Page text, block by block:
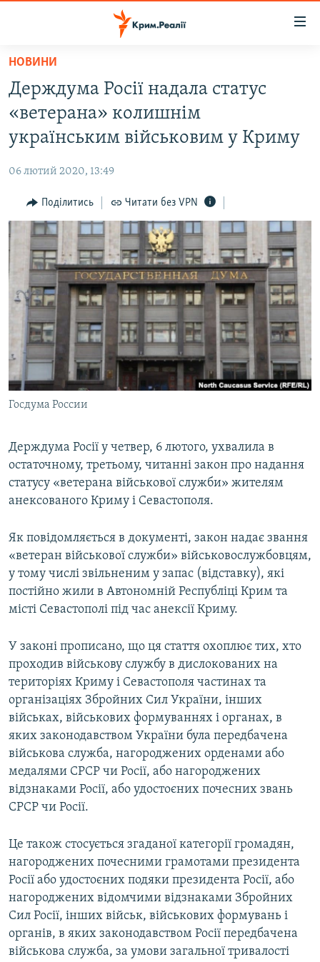
Перейти
основного
матеріалу
Перейти
до
основної
Перейти
до
пошуку
ВОДА.КРИМ
ВІДЕО ТА ФОТО
БЛОГИ
ПОГЛЯД
ІНТЕРВ'Ю
ВСЕ ЗА ДЕНЬ
СПЕЦПРОЕКТИ
ДЕПОРТАЦІЯ
ВІДЕОУРОКИ «ELIFBE»
СВІДЧЕННЯ ОКУПАЦІЇ
УКРАЇНСЬКА ПРОБЛЕМА КРИМУ
ІНФОГРАФІКА
ЯК ОБІЙТИ БЛОКУВАННЯ
Русский
Qırımtatar
ДОЛУЧАЙСЯ!
Усі сайти RFE/RL
НОВИНИ
Держдума Росії надала статус
«ветерана» колишнім
українським військовим у Криму
06 лютий 2020, 13:49
Поділитись Читати без VPN
Госдума России
Держдума Росії у четвер, 6 лютого, ухвалила в
остаточному, третьому, читанні закон про надання
статусу «ветерана військової служби» жителям
анексованого Криму і Севастополя.
Як повідомляється в документі, закон надає звання
«ветеран військової служби» військовослужбовцям,
у тому числі звільненим у запас (відставку), які
постійно жили в Автономній Республіці Крим та
місті Севастополі під час анексії Криму.
У законі прописано, що ця стаття охоплює тих, хто
проходив військову службу в дислокованих на
територіях Криму і Севастополя частинах та
організаціях Збройних Сил України, інших
військах, військових формуваннях і органах, в
яких законодавством України була передбачена
військова служба, нагороджених орденами або
медалями СРСР чи Росії, або нагороджених
відзнаками Росії, або удостоєних почесних звань
СРСР чи Росії.
Це також стосується згаданої категорії громадян,
нагороджених почесними грамотами президента
Росії або удостоєних подяки президента Росії, або
нагороджених відомчими відзнаками Збройних
Сил Росії, інших військ, військових формувань і
органів, в яких законодавством Росії передбачена
військова служба, за умови загальної тривалості